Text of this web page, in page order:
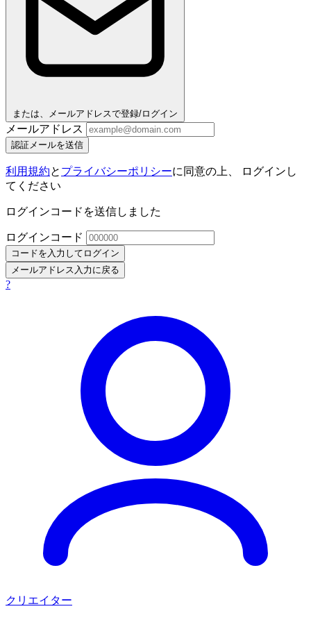
または、メールアドレスで登録/ログイン
メールアドレス
認証メールを送信
利用規約と プライバシーポリシーに同意の上、 ログインし
てください
ログインコードを送信しました
ログインコード
コードを入力してログイン
メールアドレス入力に戻る
?
クリエイター